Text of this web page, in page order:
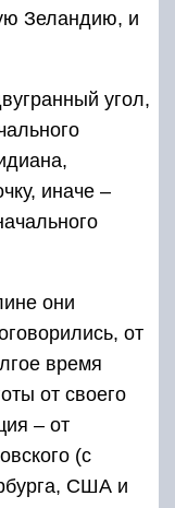
Зеландию, и
угол,
иначе –
они
от
время
от своего
– от
(с
США и